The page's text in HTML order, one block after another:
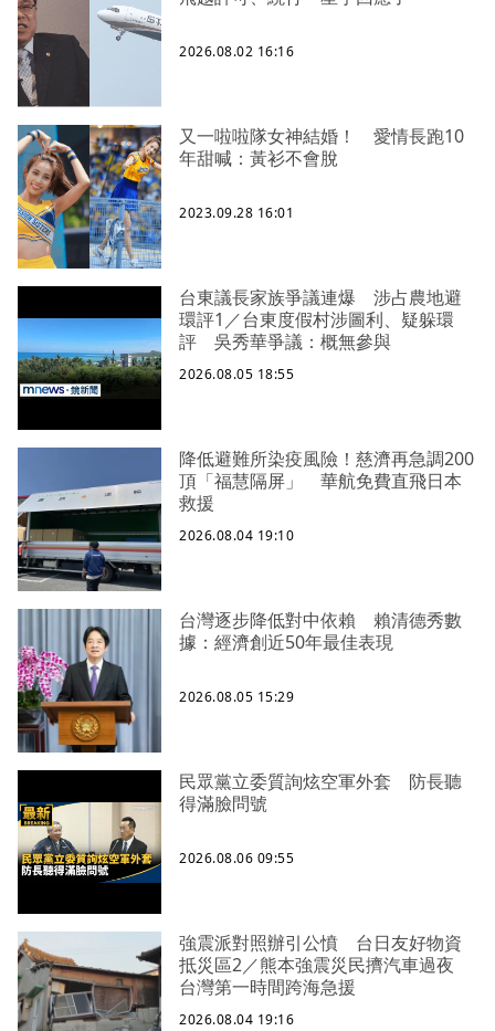
2026.08.02 16:16
又一啦啦隊女神結婚！ 愛情長跑10
年甜喊：黃衫不會脫
2023.09.28 16:01
台東議長家族爭議連爆 涉占農地避
環評1／台東度假村涉圖利、疑躲環
評 吳秀華爭議：概無參與
2026.08.05 18:55
降低避難所染疫風險！慈濟再急調200
頂「福慧隔屏」 華航免費直飛日本
救援
2026.08.04 19:10
台灣逐步降低對中依賴 賴清德秀數
據：經濟創近50年最佳表現
2026.08.05 15:29
民眾黨立委質詢炫空軍外套 防長聽
得滿臉問號
2026.08.06 09:55
強震派對照辦引公憤 台日友好物資
抵災區2／熊本強震災民擠汽車過夜
台灣第一時間跨海急援
2026.08.04 19:16